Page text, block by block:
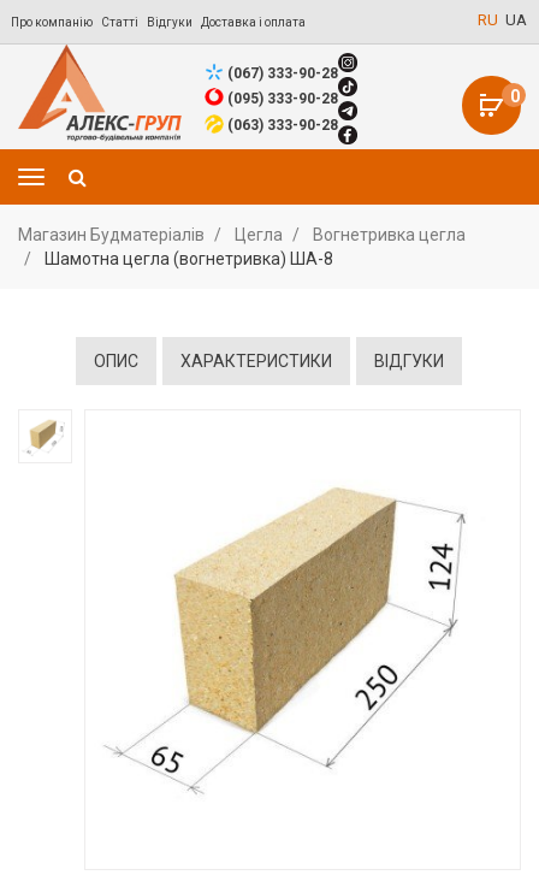
Про компанію Статті Відгуки Доставка і оплата RU UA
0
(067) 333-90-28
(095) 333-90-28
(063) 333-90-28
Магазин Будматеріалів Цегла
Вогнетривка цегла
Шамотна цегла (вогнетривка) ША-8
ОПИС ХАРАКТЕРИСТИКИ ВІДГУКИ